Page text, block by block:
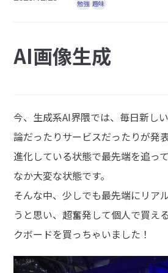
勉強 趣味
AI画像生成
今、生成系AI界隈では、毎日新し
論だったりサービスだったりが発
進化している状態で最先端を追っ
なか大変な状態です。
そんな中、少しでも最先端にリア
うと思い、超奮発して個人で買え
クボードを買っちゃいました！